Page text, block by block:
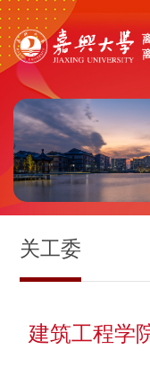
关工委
建筑工程学